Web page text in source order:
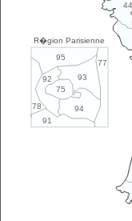
R�gion Parisienne
77
78
91
95
93
75
94
92
44